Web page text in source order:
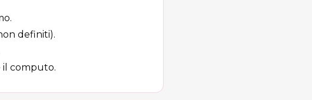
definiti).
il computo.